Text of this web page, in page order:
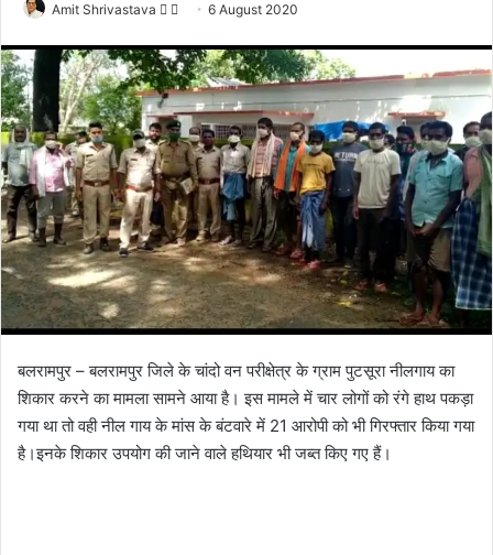
Amit Shrivastava
F
l
l
o
w
o
n
X
n
d
a
n
e
m
a
i
l
6 August 2020
बलरामपुर – बलरामपुर जिले के चांदो वन परीक्षेत्र के ग्राम पुटसूरा नीलगाय का
शिकार करने का मामला सामने आया है। इस मामले में चार लोगों को रंगे हाथ पकड़ा
गया था तो वही नील गाय के मांस के बंटवारे में 21 आरोपी को भी गिरफ्तार किया गया
है।इनके शिकार उपयोग की जाने वाले हथियार भी जब्त किए गए हैं।